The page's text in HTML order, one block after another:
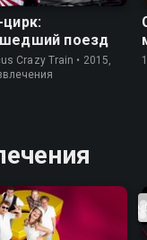
поезд
Crazy Train • 2015,